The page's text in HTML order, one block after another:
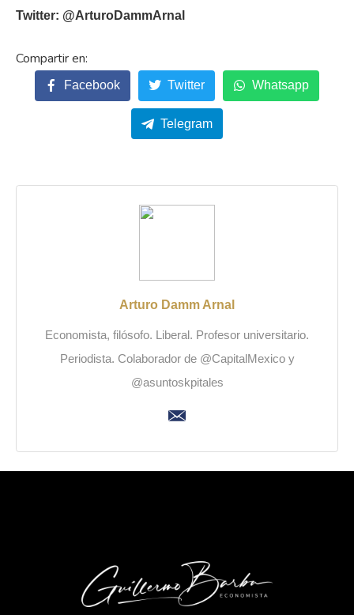
Twitter: @ArturoDammArnal
Facebook Twitter Whatsapp
Telegram
Arturo Damm Arnal
Economista, filósofo. Liberal. Profesor universitario.
Periodista. Colaborador de @CapitalMexico y
@asuntoskpitales